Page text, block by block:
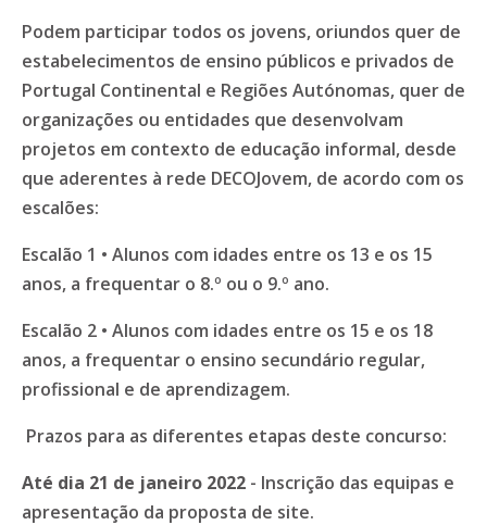
Podem participar todos os jovens, oriundos quer de
estabelecimentos de ensino públicos e privados de
Portugal Continental e Regiões Autónomas, quer de
organizações ou entidades que desenvolvam
projetos em contexto de educação informal, desde
que aderentes à rede DECOJovem, de acordo com os
escalões:
Escalão 1 • Alunos com idades entre os 13 e os 15
anos, a frequentar o 8.º ou o 9.º ano.
Escalão 2 • Alunos com idades entre os 15 e os 18
anos, a frequentar o ensino secundário regular,
profissional e de aprendizagem.
Prazos para as diferentes etapas deste concurso:
Até dia 21 de janeiro 2022 - Inscrição das equipas e
apresentação da proposta de site.